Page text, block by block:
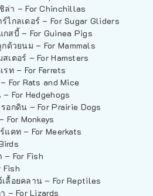
ล่า – For Chinchillas
ไกลเดอร์ – For Sugar Gliders
สบี้ – For Guinea Pigs
ด้วยนม – For Mammals
เตอร์ – For Hamsters
รท – For Ferrets
For Rats and Mice
For Hedgehogs
อกดิน – For Prairie Dogs
For Monkeys
แคท – For Meerkats
– For Fish
Fish
ลื้อยคลาน – For Reptiles
– For Lizards